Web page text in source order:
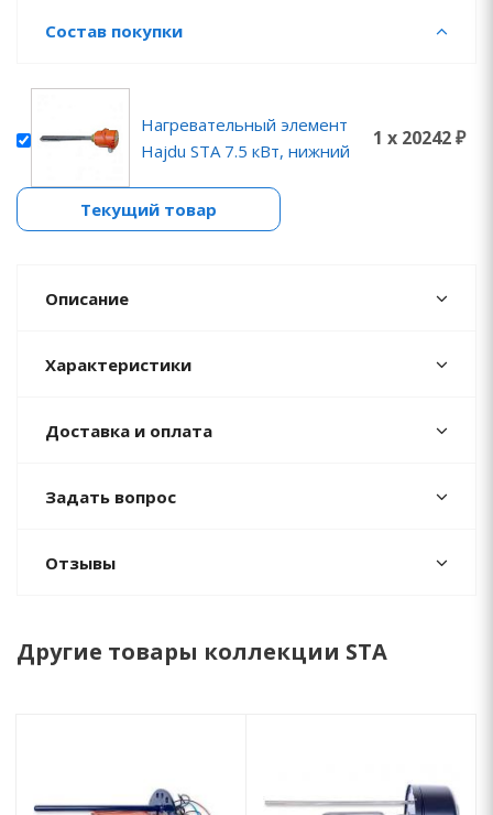
Состав покупки
Нагревательный элемент
Hajdu STA 7.5 кВт, нижний
1 x 20242 ₽
Текущий товар
Описание
Характеристики
Доставка и оплата
Задать вопрос
Отзывы
Другие товары коллекции STA